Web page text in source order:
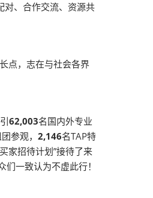
对、合作交流、资源共
点，志在与社会各界
62,003名国内外专业
参观， 2,146名TAP特
家招待计划”接待了来
一致认为不虚此行！